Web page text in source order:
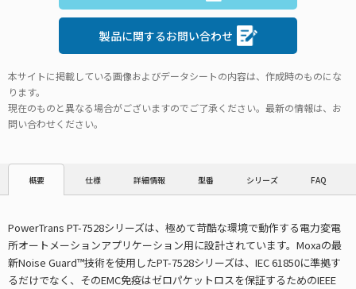
製品に関するお問い合わせ
本サイトに掲載している画像およびデータシートの内容は、作成時のものにな
ります。
現在のものと異なる場合がございますのでご了承ください。最新の情報は、お
問い合わせください。
概要 仕様 詳細情報 型番 シリーズ FAQ
PowerTrans PT-7528シリーズは、極めて苛酷な環境で動作する電力変電
所オートメーションアプリケーション用に設計されています。Moxaの最
新Noise Guard™技術を使用したPT-7528シリーズは、IEC 61850に準拠す
るだけでなく、そのEMC免疫はゼロパケットロスを保証するためのIEEE